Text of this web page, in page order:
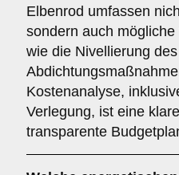
Elbenrod umfassen
sondern auch
wie die Nivellierung
Kostenanalyse,
Verlegung, ist eine
transparente